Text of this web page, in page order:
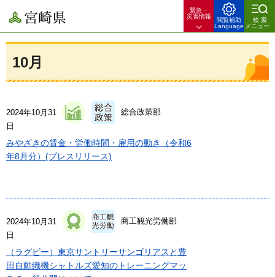
宮崎県
緊急・
災害情報
閲覧補助
Language
検索
メニュー
10月
2024年10月31
日
総合政策部
みやざきの賃金・労働時間・雇用の動き（令和6
年8月分）(プレスリリース)
2024年10月31
日
商工観光労働部
（ラグビー）東京サントリーサンゴリアスと豊
田自動織機シャトルズ愛知のトレーニングマッ